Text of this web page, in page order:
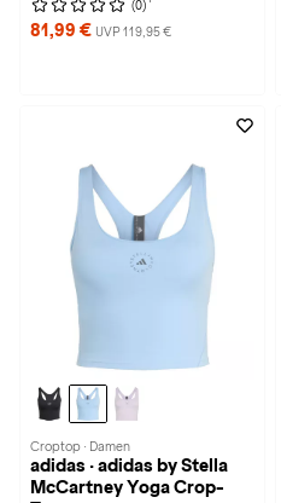
(0)
81,99 € UVP 119,95 €
Croptop · Damen
adidas · adidas by Stella
McCartney Yoga Crop-